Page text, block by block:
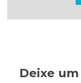
Deixe